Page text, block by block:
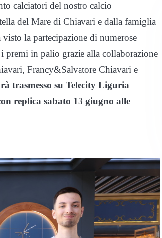
calciatori del nostro calcio
del Mare di Chiavari e dalla famiglia
la partecipazione di numerose
premi in palio grazie alla collaborazione
Francy&Salvatore Chiavari e
trasmesso su Telecity Liguria
replica sabato 13 giugno alle